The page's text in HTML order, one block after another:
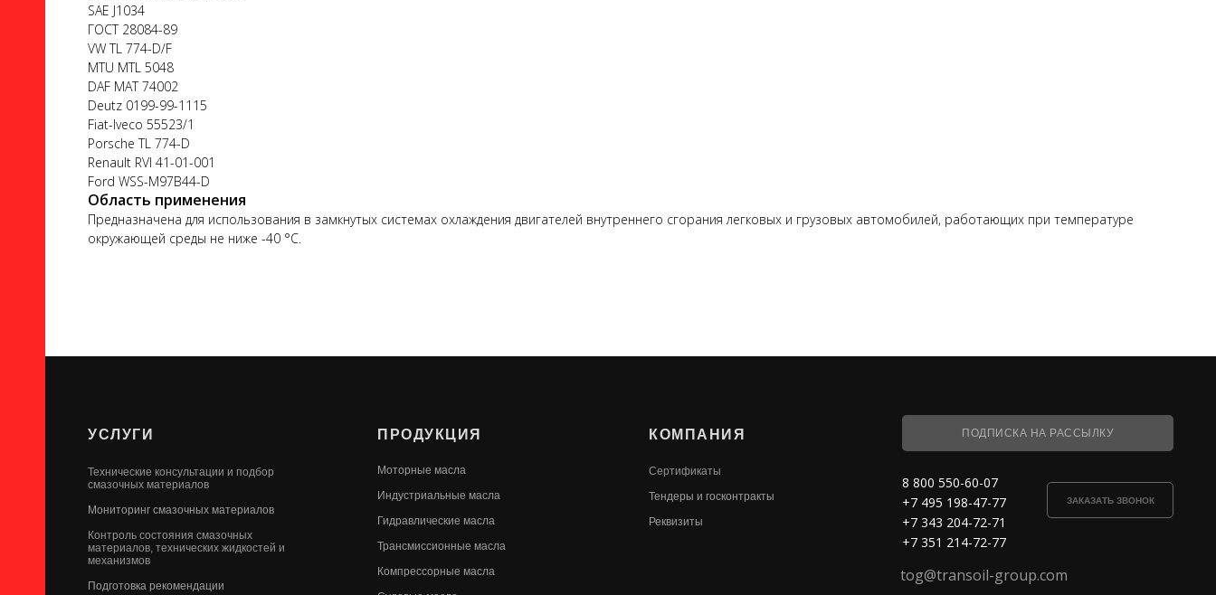
SAE J1034
ГОСТ 28084-89
VW TL 774-D/F
MTU MTL 5048
DAF MAT 74002
Deutz 0199-99-1115
Fiat-Iveco 55523/1
Porsche TL 774-D
Renault RVI 41-01-001
Ford WSS-M97B44-D
Область применения
Предназначена для использования в замкнутых системах охлаждения двигателей внутреннего сгорания легковых и грузовых автомобилей, работающих при температуре
окружающей среды не ниже -40 °С.
УСЛУГИ
Технические консультации и подбор
смазочных материалов
Мониторинг смазочных материалов
Контроль состояния смазочных
материалов, технических жидкостей и
механизмов
Подготовка рекомендации
ПРОДУКЦИЯ КОМПАНИЯ ПОДПИСКА НА РАССЫЛКУ
8 800 550-60-07
+7 495 198-47-77
+7 343 204-72-71
+7 351 214-72-77
ЗАКАЗАТЬ ЗВОНОК
tog@transoil-group.com
Моторные масла
Индустриальные масла
Гидравлические масла
Трансмиссионные масла
Компрессорные масла
Сертификаты
Тендеры и госконтракты
Реквизиты